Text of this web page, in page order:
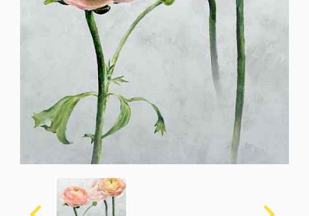
Личный кабинет
Москва (сменить город)
Заказать обратный звонок